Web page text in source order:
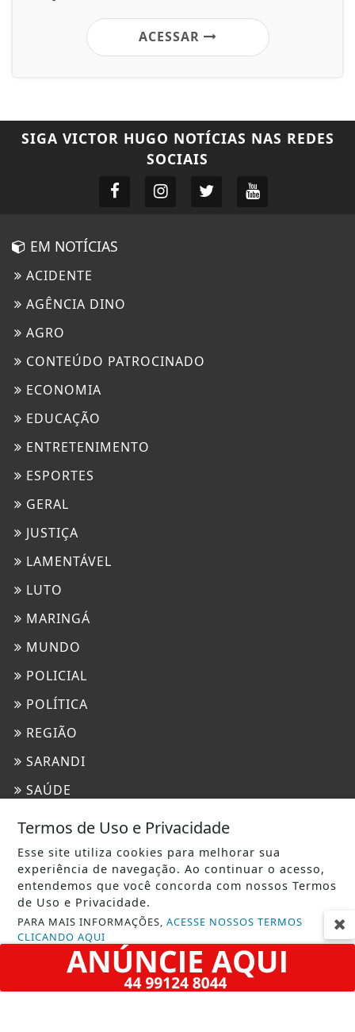
ACESSAR
SIGA VICTOR HUGO NOTÍCIAS NAS REDES
SOCIAIS
EM NOTÍCIAS
ACIDENTE
AGÊNCIA DINO
AGRO
CONTEÚDO PATROCINADO
ECONOMIA
EDUCAÇÃO
ENTRETENIMENTO
ESPORTES
GERAL
JUSTIÇA
LAMENTÁVEL
LUTO
MARINGÁ
MUNDO
POLICIAL
POLÍTICA
REGIÃO
SARANDI
SAÚDE
TECNOLOGIA & INOVAÇÃO
TRAGÉDIA
URGENTE
INFORMAÇÕES
CONTATO
TERMOS DE USO E PRIVACIDADE
Termos de Uso e Privacidade
Esse site utiliza cookies para melhorar sua
experiência de navegação. Ao continuar o acesso,
entendemos que você concorda com nossos Termos
de Uso e Privacidade.
PARA MAIS INFORMAÇÕES,ACESSE NOSSOS TERMOS
CLICANDO AQUI
PROSSEGUIR